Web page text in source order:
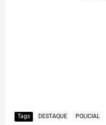
Tags DESTAQUE POLICIAL